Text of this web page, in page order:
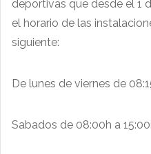
deportivas que desde el 1
el horario de las
siguiente:
De lunes de viernes de
Sabados de 08:00h a